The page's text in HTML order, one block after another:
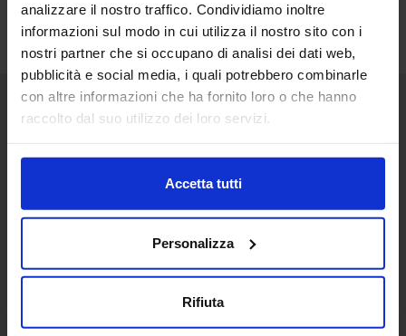
analizzare il nostro traffico. Condividiamo inoltre
informazioni sul modo in cui utilizza il nostro sito con i
nostri partner che si occupano di analisi dei dati web,
pubblicità e social media, i quali potrebbero combinarle
con altre informazioni che ha fornito loro o che hanno
raccolto dal suo utilizzo dei loro servizi.
Accetta tutti
Personalizza
Rifiuta
+ 39 051.325511
+ 39 02.332039460
Progetto e direzione